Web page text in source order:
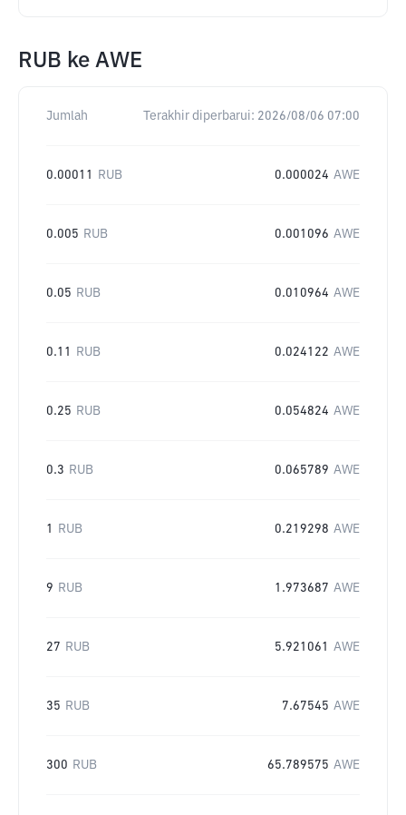
RUB ke AWE
Jumlah Terakhir diperbarui: 2026/08/06 07:00
0.00011 RUB 0.000024 AWE
0.005 RUB 0.001096 AWE
0.05 RUB 0.010964 AWE
0.11 RUB 0.024122 AWE
0.25 RUB 0.054824 AWE
0.3 RUB 0.065789 AWE
1 RUB 0.219298 AWE
9 RUB 1.973687 AWE
27 RUB 5.921061 AWE
35 RUB 7.67545 AWE
300 RUB 65.789575 AWE